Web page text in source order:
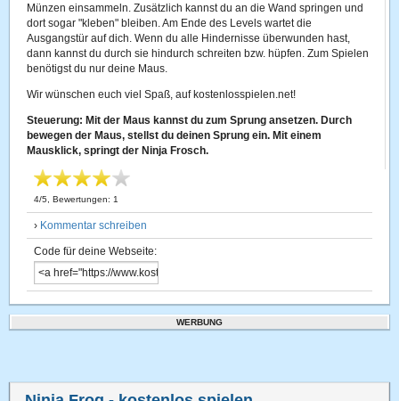
Münzen einsammeln. Zusätzlich kannst du an die Wand springen und
dort sogar "kleben" bleiben. Am Ende des Levels wartet die
Ausgangstür auf dich. Wenn du alle Hindernisse überwunden hast,
dann kannst du durch sie hindurch schreiten bzw. hüpfen. Zum Spielen
benötigst du nur deine Maus.
Wir wünschen euch viel Spaß, auf kostenlosspielen.net!
Steuerung: Mit der Maus kannst du zum Sprung ansetzen. Durch
bewegen der Maus, stellst du deinen Sprung ein. Mit einem
Mausklick, springt der Ninja Frosch.
4/5 , Bewertungen: 1
› Kommentar schreiben
Code für deine Webseite:
WERBUNG